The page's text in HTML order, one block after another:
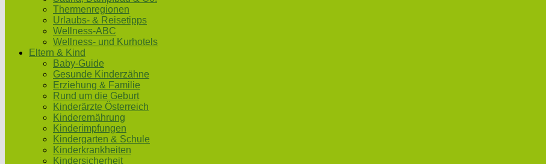
Thermenregionen
Urlaubs- & Reisetipps
Wellness-ABC
Wellness- und Kurhotels
Eltern & Kind
Baby-Guide
Gesunde Kinderzähne
Erziehung & Familie
Rund um die Geburt
Kinderärzte Österreich
Kinderernährung
Kinderimpfungen
Kindergarten & Schule
Kinderkrankheiten
Kindersicherheit